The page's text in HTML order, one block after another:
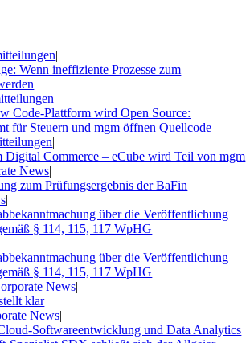
|
Wenn ineffiziente Prozesse zum
|
Code-Plattform wird Open Source:
für Steuern und mgm öffnen Quellcode
|
Digital Commerce – eCube wird Teil von mgm
News|
zum Prüfungsergebnis der BaFin
|
über die Veröffentlichung
§ 114, 115, 117 WpHG
über die Veröffentlichung
§ 114, 115, 117 WpHG
News|
klar
News|
Softwareentwicklung und Data Analytics